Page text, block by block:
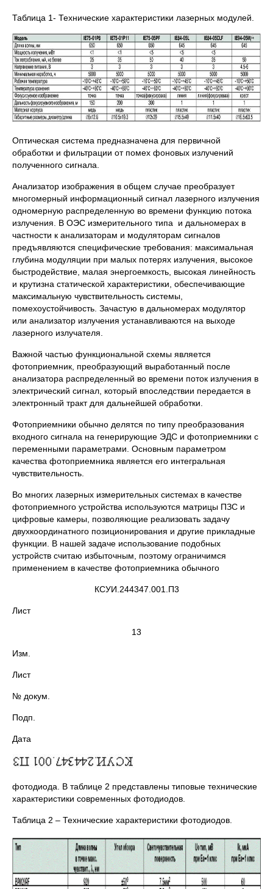
Таблица 1- Технические характеристики лазерных модулей.
Оптическая система предназначена для первичной
обработки и фильтрации от помех фоновых излучений
полученного сигнала.
Анализатор изображения в общем случае преобразует
многомерный информационный сигнал лазерного излучения
одномерную распределенную во времени функцию потока
излучения. В ОЭС измерительного типа и дальномерах в
частности к анализаторам и модуляторам сигналов
предъявляются специфические требования: максимальная
глубина модуляции при малых потерях излучения, высокое
быстродействие, малая энергоемкость, высокая линейность
и крутизна статической характеристики, обеспечивающие
максимальную чувствительность системы,
помехоустойчивость. Зачастую в дальномерах модулятор
или анализатор излучения устанавливаются на выходе
лазерного излучателя.
Важной частью функциональной схемы является
фотоприемник, преобразующий выработанный после
анализатора распределенный во времени поток излучения в
электрический сигнал, который впоследствии передается в
электронный тракт для дальнейшей обработки.
Фотоприемники обычно делятся по типу преобразования
входного сигнала на генерирующие ЭДС и фотоприемники с
переменными параметрами. Основным параметром
качества фотоприемника является его интегральная
чувствительность.
Во многих лазерных измерительных системах в качестве
фотоприемного устройства используются матрицы ПЗС и
цифровые камеры, позволяющие реализовать задачу
двухкоординатного позиционирования и другие прикладные
функции. В нашей задаче использование подобных
устройств считаю избыточным, поэтому ограничимся
применением в качестве фотоприемника обычного
КСУИ.244347.001.П3
Лист
13
Изм.
Лист
№ докум.
Подп.
Дата
фотодиода. В таблице 2 представлены типовые технические
характеристики современных фотодиодов.
Таблица 2 – Технические характеристики фотодиодов.